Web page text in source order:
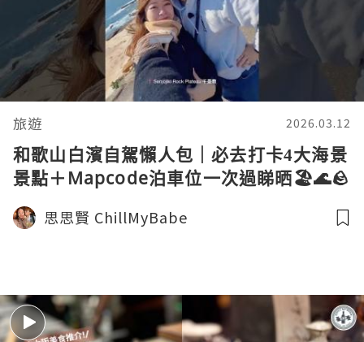
旅遊 2026.03.12
和歌山白濱自駕懶人包｜必去打卡4大海景
景點＋Mapcode泊車位一次過睇晒🏖️🌊🪨
#自駕遊 #wakayama #roadtrip
思思賢 ChillMyBabe